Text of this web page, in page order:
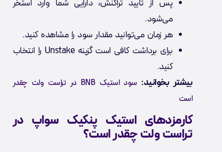
پس از تایید تراکنش، دارایی شما وارد استخر
می‌شود.
هر زمان می‌توانید مقدار سود را مشاهده کنید.
برای برداشت کافی است گزینه Unstake را انتخاب
کنید.
بیشتر بخوانید:
سود استیک BNB در تراست ولت چقدر
است
کارمزدهای استیک پنکیک سواپ در
تراست ولت چقدر است؟